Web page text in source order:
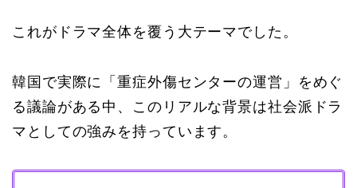
これがドラマ全体を覆う大テーマでした。
韓国で実際に「重症外傷センターの運営」をめぐ
る議論がある中、このリアルな背景は社会派ドラ
マとしての強みを持っています。